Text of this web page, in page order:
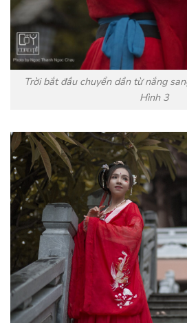
Trời bắt đầu chuyển dần từ nắng
Hình 3